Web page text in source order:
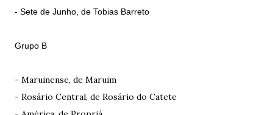
- Sete de Junho, de Tobias Barreto
Grupo B
- Maruinense, de Maruim
- Rosário Central, de Rosário do Catete